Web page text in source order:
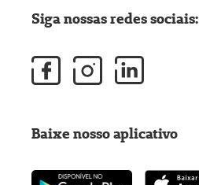
Siga nossas redes sociais:
Baixe nosso aplicativo